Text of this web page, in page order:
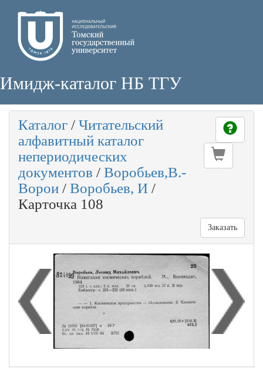
Имидж-каталог НБ ТГУ
Каталог / Читательский
алфавитный каталог
непериодических
документов / Воробьев,В.-
Ворои / Воробьев, И /
Карточка 108
Заказать